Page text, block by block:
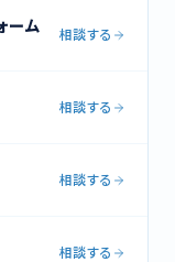
ーム 相談する
相談する
相談する
相談する